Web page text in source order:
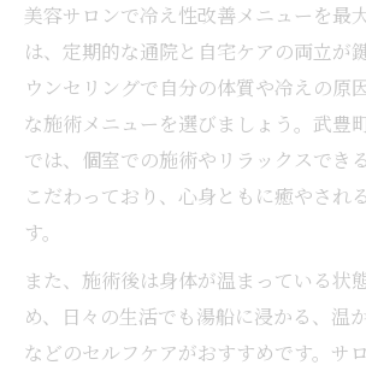
美容サロンで冷え性改善メニューを最
は、定期的な通院と自宅ケアの両立が
ウンセリングで自分の体質や冷えの原
な施術メニューを選びましょう。武豊
では、個室での施術やリラックスでき
こだわっており、心身ともに癒やされ
す。
また、施術後は身体が温まっている状
め、日々の生活でも湯船に浸かる、温
などのセルフケアがおすすめです。サ